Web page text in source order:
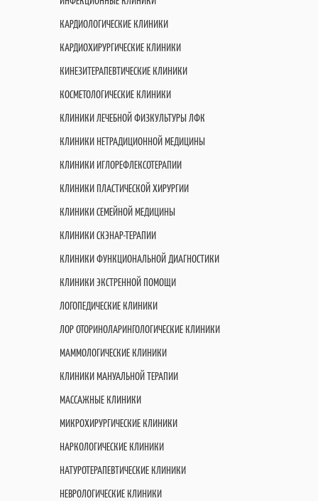
КАРДИОЛОГИЧЕСКИЕ КЛИНИКИ
КАРДИОХИРУРГИЧЕСКИЕ КЛИНИКИ
КИНЕЗИТЕРАПЕВТИЧЕСКИЕ КЛИНИКИ
КОСМЕТОЛОГИЧЕСКИЕ КЛИНИКИ
КЛИНИКИ ЛЕЧЕБНОЙ ФИЗКУЛЬТУРЫ ЛФК
КЛИНИКИ НЕТРАДИЦИОННОЙ МЕДИЦИНЫ
КЛИНИКИ ИГЛОРЕФЛЕКСОТЕРАПИИ
КЛИНИКИ ПЛАСТИЧЕСКОЙ ХИРУРГИИ
КЛИНИКИ СЕМЕЙНОЙ МЕДИЦИНЫ
КЛИНИКИ СКЭНАР-ТЕРАПИИ
КЛИНИКИ ФУНКЦИОНАЛЬНОЙ ДИАГНОСТИКИ
КЛИНИКИ ЭКСТРЕННОЙ ПОМОЩИ
ЛОГОПЕДИЧЕСКИЕ КЛИНИКИ
ЛОР ОТОРИНОЛАРИНГОЛОГИЧЕСКИЕ КЛИНИКИ
МАММОЛОГИЧЕСКИЕ КЛИНИКИ
КЛИНИКИ МАНУАЛЬНОЙ ТЕРАПИИ
МАССАЖНЫЕ КЛИНИКИ
МИКРОХИРУРГИЧЕСКИЕ КЛИНИКИ
НАРКОЛОГИЧЕСКИЕ КЛИНИКИ
НАТУРОТЕРАПЕВТИЧЕСКИЕ КЛИНИКИ
НЕВРОЛОГИЧЕСКИЕ КЛИНИКИ